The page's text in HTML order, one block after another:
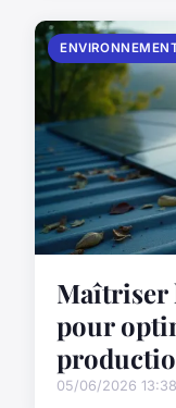
Maîtriser
pour
05/06/2026 13:38